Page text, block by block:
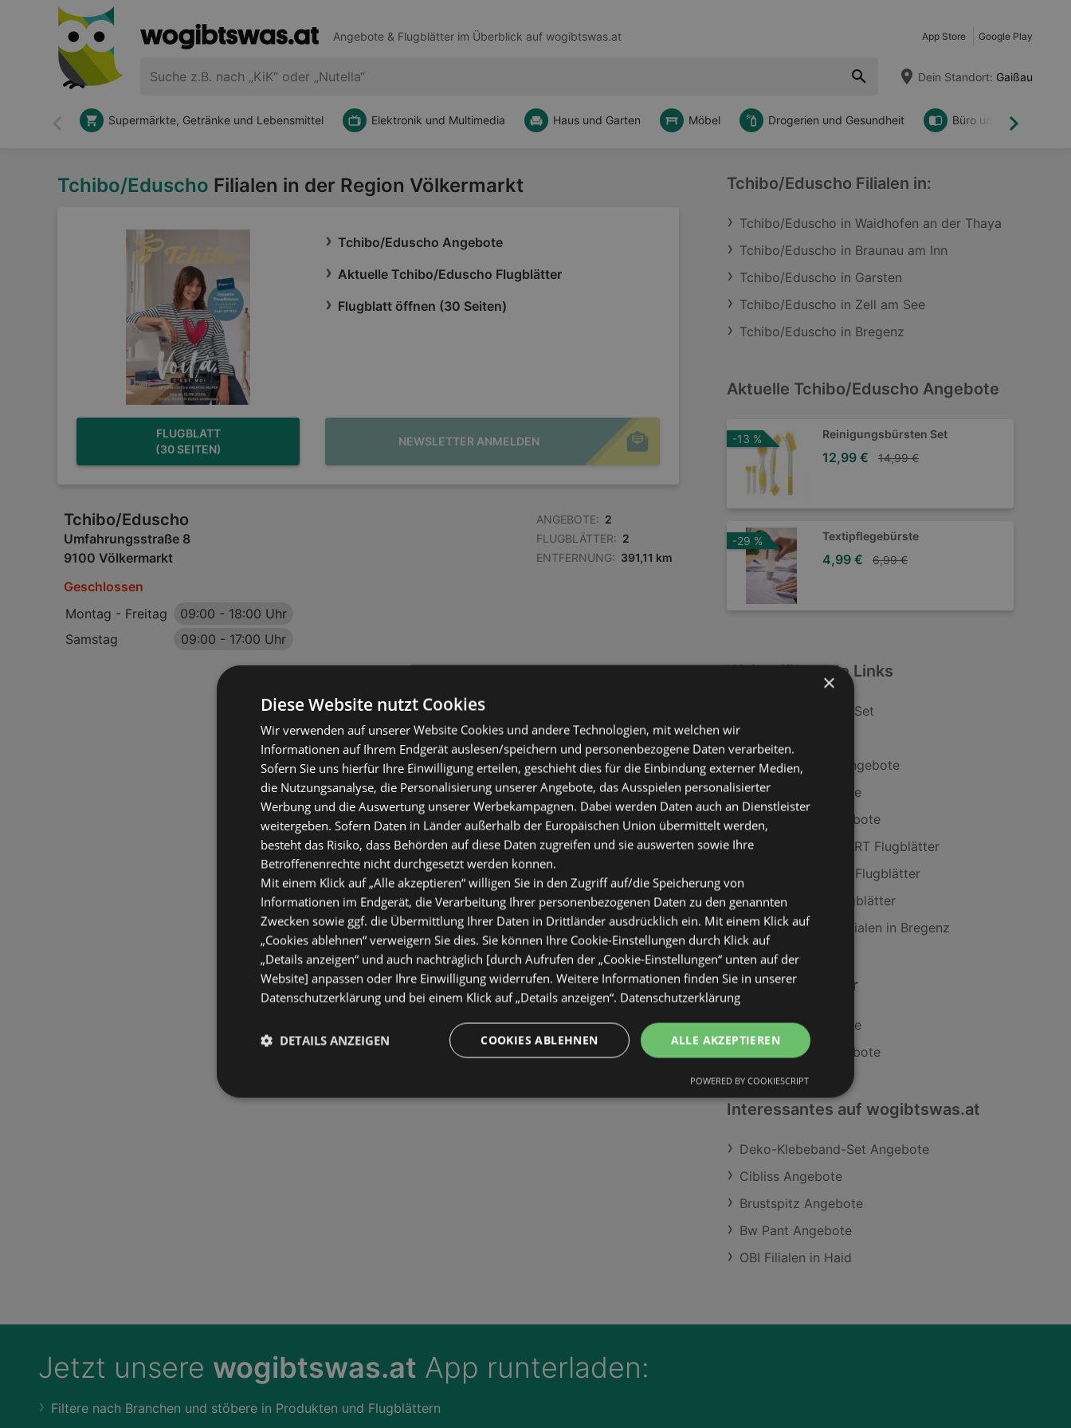
Angebote & Flugblätter im Überblick auf wogibtswas.at App Store Google Play
Dein Standort: Gaißau
Zurück Weiter
Supermärkte, Getränke und Lebensmittel Elektronik und Multimedia Haus und Garten Möbel Drogerien und Gesundheit Büro und DIY
Tchibo/Eduscho Filialen in der Region Völkermarkt
FLUGBLATT
(30 SEITEN)
Tchibo/Eduscho Angebote
Aktuelle Tchibo/Eduscho Flugblätter
Flugblatt öffnen (30 Seiten)
NEWSLETTER ANMELDEN
Tchibo/Eduscho
Umfahrungsstraße 8
9100 Völkermarkt
ANGEBOTE: 2
FLUGBLÄTTER: 2
ENTFERNUNG: 391,11 km
Geschlossen
Montag - Freitag
09:00 - 18:00 Uhr
Samstag
09:00 - 17:00 Uhr
Tchibo/Eduscho Filialen in:
Tchibo/Eduscho in Waidhofen an der Thaya
Tchibo/Eduscho in Braunau am Inn
Tchibo/Eduscho in Garsten
Tchibo/Eduscho in Zell am See
Tchibo/Eduscho in Bregenz
Aktuelle Tchibo/Eduscho Angebote
-13 % Reinigungsbürsten Set
12,99 € 14,99 €
-29 % Textipflegebürste
4,99 € 6,99 €
Weiterführende Links
Reinigungsbürsten Set
Tchibo/Eduscho Angebote
Fressnapf Angebote
INTERSPORT Angebote
Aktuelle INTERSPORT Flugblätter
Aktuelle Fressnapf Flugblätter
Aktuelle LEGO Flugblätter
Tchibo/Eduscho Filialen in Bregenz
Ähnliche Händler
Fressnapf Angebote
INTERSPORT Angebote
Interessantes auf wogibtswas.at
Deko-Klebeband-Set Angebote
Cibliss Angebote
Brustspitz Angebote
Bw Pant Angebote
OBI Filialen in Haid
Jetzt unsere wogibtswas.at App runterladen:
Filtere nach Branchen und stöbere in Produkten und Flugblättern
×
Diese Website nutzt Cookies
Wir verwenden auf unserer Website Cookies und andere Technologien, mit welchen wir
Informationen auf Ihrem Endgerät auslesen/speichern und personenbezogene Daten verarbeiten.
Sofern Sie uns hierfür Ihre Einwilligung erteilen, geschieht dies für die Einbindung externer Medien,
die Nutzungsanalyse, die Personalisierung unserer Angebote, das Ausspielen personalisierter
Werbung und die Auswertung unserer Werbekampagnen. Dabei werden Daten auch an Dienstleister
weitergeben. Sofern Daten in Länder außerhalb der Europäischen Union übermittelt werden,
besteht das Risiko, dass Behörden auf diese Daten zugreifen und sie auswerten sowie Ihre
Betroffenenrechte nicht durchgesetzt werden können.
Mit einem Klick auf „Alle akzeptieren“ willigen Sie in den Zugriff auf/die Speicherung von
Informationen im Endgerät, die Verarbeitung Ihrer personenbezogenen Daten zu den genannten
Zwecken sowie ggf. die Übermittlung Ihrer Daten in Drittländer ausdrücklich ein. Mit einem Klick auf
„Cookies ablehnen“ verweigern Sie dies. Sie können Ihre Cookie-Einstellungen durch Klick auf
„Details anzeigen“ und auch nachträglich [durch Aufrufen der „Cookie-Einstellungen“ unten auf der
Website] anpassen oder Ihre Einwilligung widerrufen. Weitere Informationen finden Sie in unserer
Datenschutzerklärung und bei einem Klick auf „Details anzeigen“. Datenschutzerklärung
ALLE AKZEPTIEREN
COOKIES ABLEHNEN
DETAILS ANZEIGEN
POWERED BY COOKIESCRIPT